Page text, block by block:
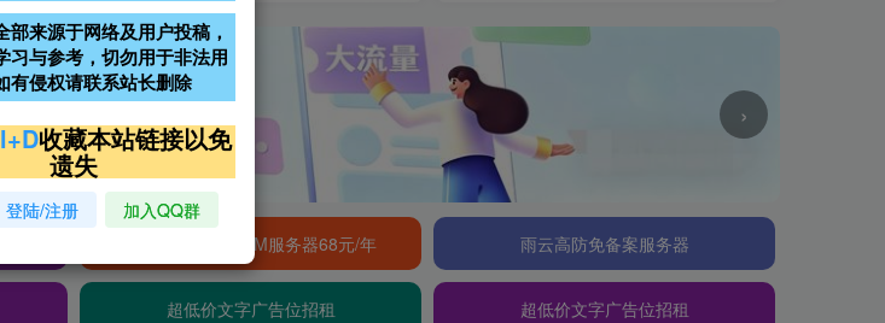
›
阿里云2核2G200M服务器68元/年 雨云高防免备案服务器
超低价文字广告位招租 超低价文字广告位招租
部来源于网络及用户投稿，
习与参考，切勿用于非法用
有侵权请联系站长删除
收藏本站链接以免
遗失
登陆/注册 加入QQ群